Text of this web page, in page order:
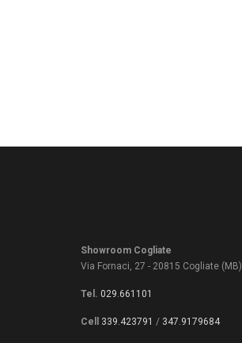
Showroom Cogliate
Via Fornaci, 27 - 20815 Cogliate (MB)
Tel. 029.661101
Cell 339.423791 / 347.9179684